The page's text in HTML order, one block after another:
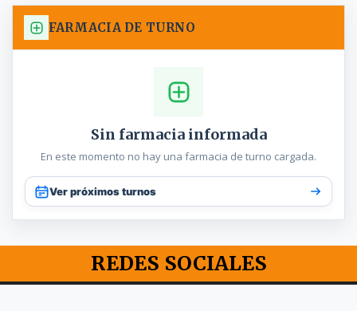
FARMACIA DE TURNO
Sin farmacia informada
En este momento no hay una farmacia de turno cargada.
Ver próximos turnos
REDES SOCIALES